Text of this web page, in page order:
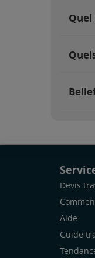
Devis
Aide
Guide